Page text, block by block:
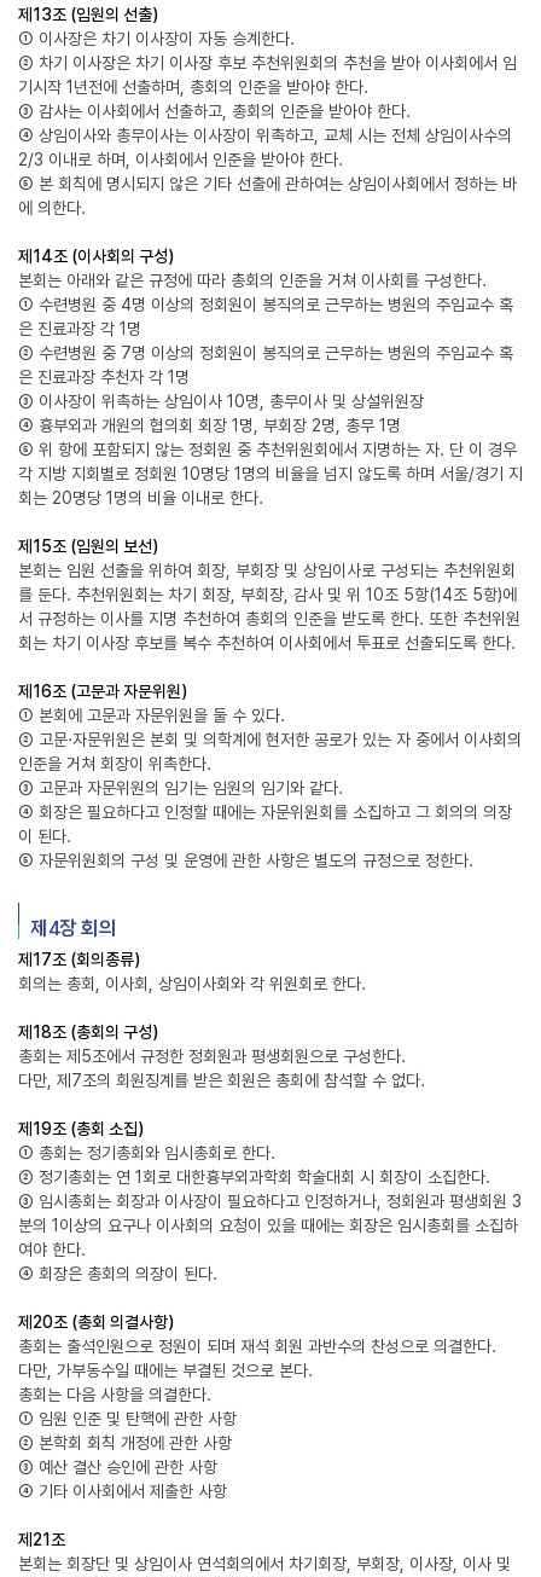
제13조 (임원의 선출)
① 이사장은 차기 이사장이 자동 승계한다.
② 차기 이사장은 차기 이사장 후보 추천위원회의 추천을 받아 이사회에서 임
기시작 1년전에 선출하며, 총회의 인준을 받아야 한다.
③ 감사는 이사회에서 선출하고, 총회의 인준을 받아야 한다.
④ 상임이사와 총무이사는 이사장이 위촉하고, 교체 시는 전체 상임이사수의
2/3 이내로 하며, 이사회에서 인준을 받아야 한다.
⑤ 본 회칙에 명시되지 않은 기타 선출에 관하여는 상임이사회에서 정하는 바
에 의한다.
제14조 (이사회의 구성)
본회는 아래와 같은 규정에 따라 총회의 인준을 거쳐 이사회를 구성한다.
① 수련병원 중 4명 이상의 정회원이 봉직의로 근무하는 병원의 주임교수 혹
은 진료과장 각 1명
② 수련병원 중 7명 이상의 정회원이 봉직의로 근무하는 병원의 주임교수 혹
은 진료과장 추천자 각 1명
③ 이사장이 위촉하는 상임이사 10명, 총무이사 및 상설위원장
④ 흉부외과 개원의 협의회 회장 1명, 부회장 2명, 총무 1명
⑤ 위 항에 포함되지 않는 정회원 중 추천위원회에서 지명하는 자. 단 이 경우
각 지방 지회별로 정회원 10명당 1명의 비율을 넘지 않도록 하며 서울/경기 지
회는 20명당 1명의 비율 이내로 한다.
제15조 (임원의 보선)
본회는 임원 선출을 위하여 회장, 부회장 및 상임이사로 구성되는 추천위원회
를 둔다. 추천위원회는 차기 회장, 부회장, 감사 및 위 10조 5항(14조 5항)에
서 규정하는 이사를 지명 추천하여 총회의 인준을 받도록 한다. 또한 추천위원
회는 차기 이사장 후보를 복수 추천하여 이사회에서 투표로 선출되도록 한다.
제16조 (고문과 자문위원)
① 본회에 고문과 자문위원을 둘 수 있다.
② 고문·자문위원은 본회 및 의학계에 현저한 공로가 있는 자 중에서 이사회의
인준을 거쳐 회장이 위촉한다.
③ 고문과 자문위원의 임기는 임원의 임기와 같다.
④ 회장은 필요하다고 인정할 때에는 자문위원회를 소집하고 그 회의의 의장
이 된다.
⑤ 자문위원회의 구성 및 운영에 관한 사항은 별도의 규정으로 정한다.
제4장 회의
제17조 (회의종류)
회의는 총회, 이사회, 상임이사회와 각 위원회로 한다.
제18조 (총회의 구성)
총회는 제5조에서 규정한 정회원과 평생회원으로 구성한다.
다만, 제7조의 회원징계를 받은 회원은 총회에 참석할 수 없다.
제19조 (총회 소집)
① 총회는 정기총회와 임시총회로 한다.
② 정기총회는 연 1회로 대한흉부외과학회 학술대회 시 회장이 소집한다.
③ 임시총회는 회장과 이사장이 필요하다고 인정하거나, 정회원과 평생회원 3
분의 1이상의 요구나 이사회의 요청이 있을 때에는 회장은 임시총회를 소집하
여야 한다.
④ 회장은 총회의 의장이 된다.
제20조 (총회 의결사항)
총회는 출석인원으로 정원이 되며 재석 회원 과반수의 찬성으로 의결한다.
다만, 가부동수일 때에는 부결된 것으로 본다.
총회는 다음 사항을 의결한다.
① 임원 인준 및 탄핵에 관한 사항
② 본학회 회칙 개정에 관한 사항
③ 예산 결산 승인에 관한 사항
④ 기타 이사회에서 제출한 사항
제21조
본회는 회장단 및 상임이사 연석회의에서 차기회장, 부회장, 이사장, 이사 및